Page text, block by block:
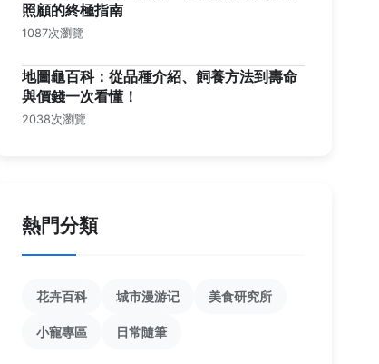
照顧的終極指南
1087次瀏覽
地圖龜百科：從品種介紹、飼養方法到壽命
與價錢一次看懂！
2038次瀏覽
熱門分類
花卉百科 城市漫游记 美食研究所
小寵專區 日常隨筆